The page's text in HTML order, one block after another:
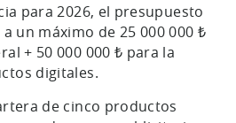
para 2026, el presupuesto
un máximo de 25 000 000 ₺
+ 50 000 000 ₺ para la
digitales.
de cinco productos